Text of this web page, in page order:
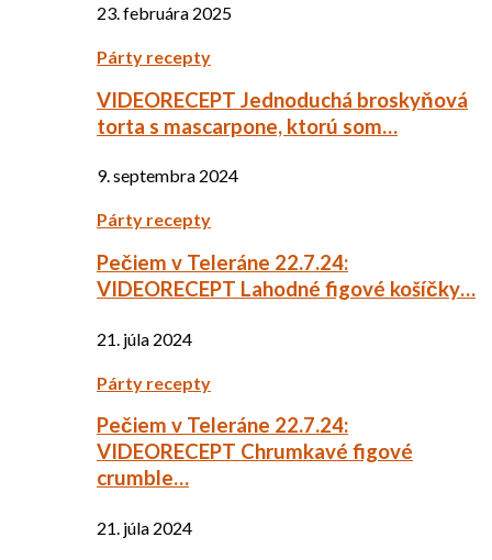
23. februára 2025
Párty recepty
VIDEORECEPT Jednoduchá broskyňová
torta s mascarpone, ktorú som…
9. septembra 2024
Párty recepty
Pečiem v Teleráne 22.7.24:
VIDEORECEPT Lahodné figové košíčky…
21. júla 2024
Párty recepty
Pečiem v Teleráne 22.7.24:
VIDEORECEPT Chrumkavé figové
crumble…
21. júla 2024